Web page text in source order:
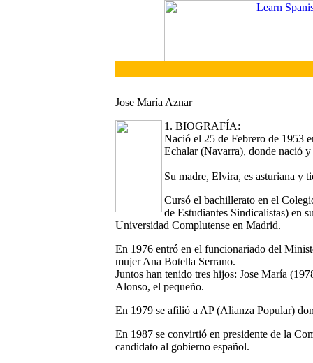
Jose María Aznar
1. BIOGRAFÍA:
Nació el 25 de Febrero de 1953
Echalar (Navarra), donde nació y
Su madre, Elvira, es asturiana y
Cursó el bachillerato en el
de Estudiantes Sindicalistas) en
Universidad Complutense en Madrid.
En 1976 entró en el funcionariado del
mujer Ana Botella Serrano.
Juntos han tenido tres hijos: Jose María
Alonso, el pequeño.
En 1979 se afilió a AP (Alianza Popular)
En 1987 se convirtió en presidente de la
candidato al gobierno español.